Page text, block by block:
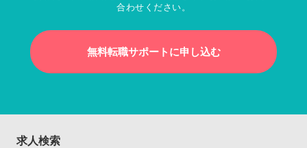
合わせください。
無料転職サポートに申し込む
求人検索